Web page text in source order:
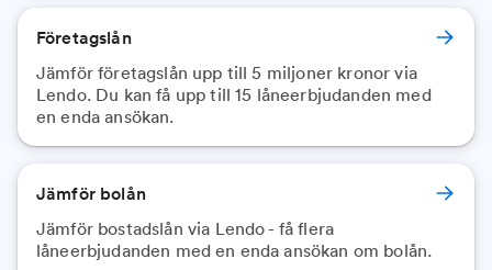
Företagslån
Jämför företagslån upp till 5 miljoner kronor via
Lendo. Du kan få upp till 15 låneerbjudanden med
en enda ansökan.
Jämför bolån
Jämför bostadslån via Lendo - få flera
låneerbjudanden med en enda ansökan om bolån.